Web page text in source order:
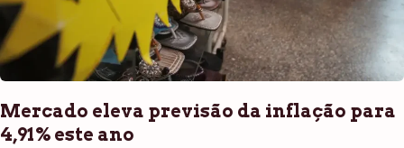
Mercado eleva previsão da inflação para
4,91% este ano